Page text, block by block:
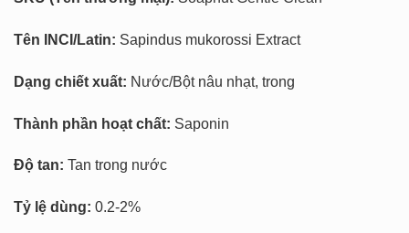
Tên INCI/Latin: Sapindus mukorossi Extract
Dạng chiết xuất: Nước/Bột nâu nhạt, trong
Thành phần hoạt chất: Saponin
Độ tan: Tan trong nước
Tỷ lệ dùng: 0.2-2%